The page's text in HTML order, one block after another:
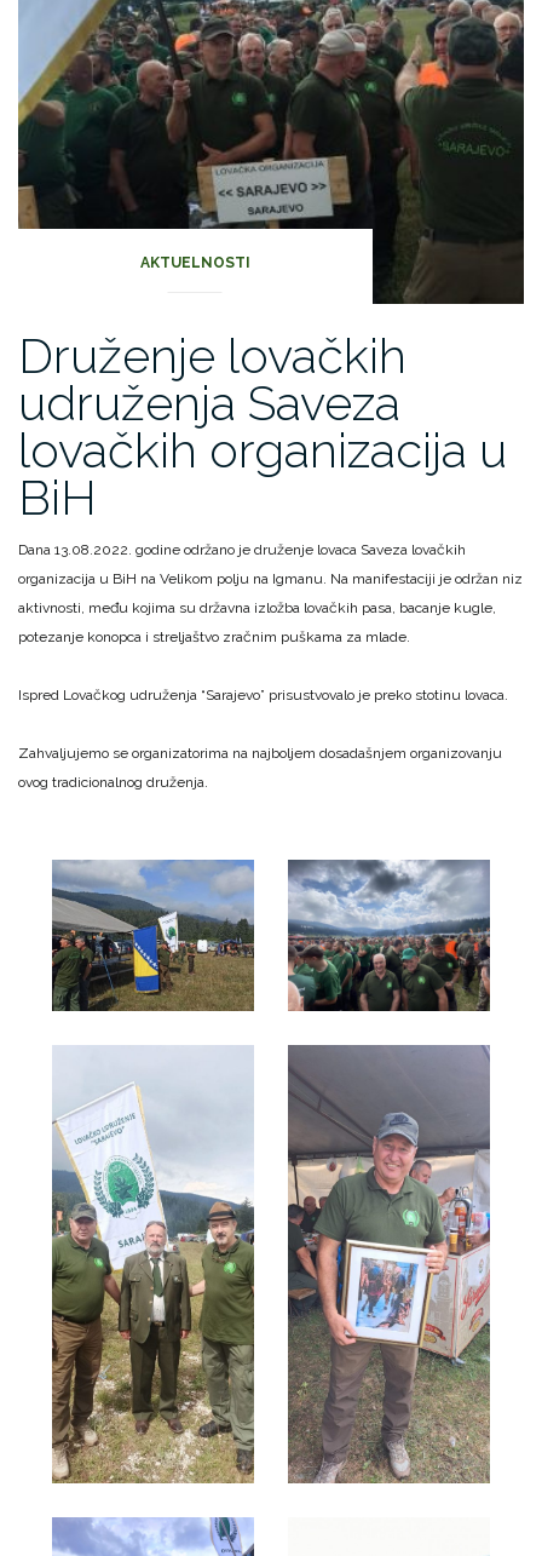
AKTUELNOSTI
Druženje lovačkih
udruženja Saveza
lovačkih organizacija u
BiH
Dana 13.08.2022. godine održano je druženje lovaca Saveza lovačkih
organizacija u BiH na Velikom polju na Igmanu. Na manifestaciji je održan niz
aktivnosti, među kojima su državna izložba lovačkih pasa, bacanje kugle,
potezanje konopca i streljaštvo zračnim puškama za mlade.
Ispred Lovačkog udruženja “Sarajevo” prisustvovalo je preko stotinu lovaca.
Zahvaljujemo se organizatorima na najboljem dosadašnjem organizovanju
ovog tradicionalnog druženja.